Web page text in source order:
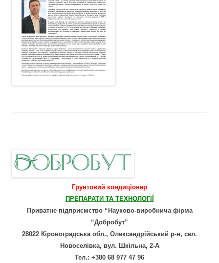
Грунтовий кондиціонер
ПРЕПАРАТИ ТА ТЕХНОЛОГІЇ
Приватне підприємство “Науково-виробнича фірма
“Добробут”
28022 Кіровоградська обл., Олександрійський р-н, сел.
Новоселівка, вул. Шкільна, 2-А
Тел.: +380 68 977 47 96